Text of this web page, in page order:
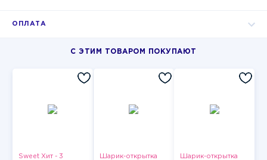
ОПЛАТА
С ЭТИМ ТОВАРОМ ПОКУПАЮТ
Sweet Хит - 3
Шарик-открытка
Шарик-открытка